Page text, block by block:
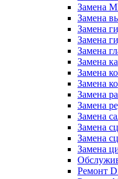
Замена
Замена
Замена
Замена
Замена
Замена
Замена
Замена
Замена
Замена
Замена
Замена
Замена
Замена
Ремонт